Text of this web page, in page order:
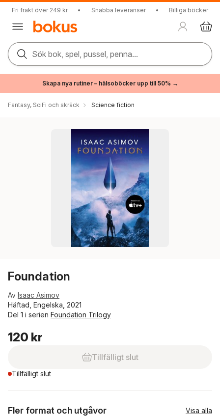
Fri frakt över 249 kr • Snabba leveranser • Billiga böcker
Sök bok, spel, pussel, penna...
Skapa nya rutiner – hälsoböcker upp till 50% →
Fantasy, SciFi och skräck Science fiction
Foundation
Av Isaac Asimov
Häftad, Engelska, 2021
Del 1 i serien Foundation Trilogy
120 kr
Tillfälligt slut
Tillfälligt slut
Fler format och utgåvor Visa alla